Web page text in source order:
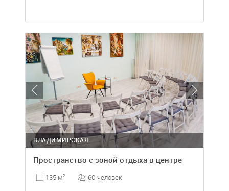
ВЛАДИМИРСКАЯ
Пространство с зоной отдыха в центре
135 м2 60 человек